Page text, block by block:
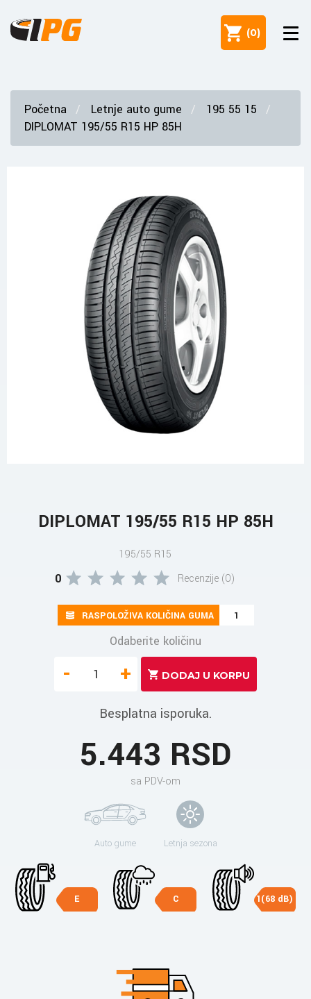
(0)
Početna Letnje auto gume
195 55 15
DIPLOMAT 195/55 R15 HP 85H
DIPLOMAT 195/55 R15 HP 85H
195/55 R15
0 Recenzije (0)
RASPOLOŽIVA KOLIČINA GUMA 1
Odaberite količinu
- +
Besplatna isporuka.
5.443 RSD
sa PDV-om
Auto gume Letnja sezona
E C 1(68 dB)